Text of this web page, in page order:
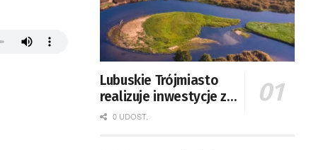
Lubuskie Trójmiasto
realizuje inwestycje za
44 miliony euro
0 UDOST.